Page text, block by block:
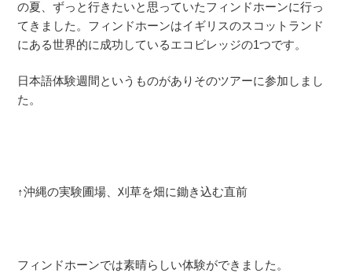
の夏、ずっと行きたいと思っていたフィンドホーンに行っ
てきました。 フィンドホーンはイギリスのスコットランド
にある世界的に成功しているエコビレッジの1つです。
日本語体験週間というものがありそのツアーに参加しまし
た。
↑沖縄の実験圃場、刈草を畑に鋤き込む直前
フィンドホーンでは素晴らしい体験ができました。